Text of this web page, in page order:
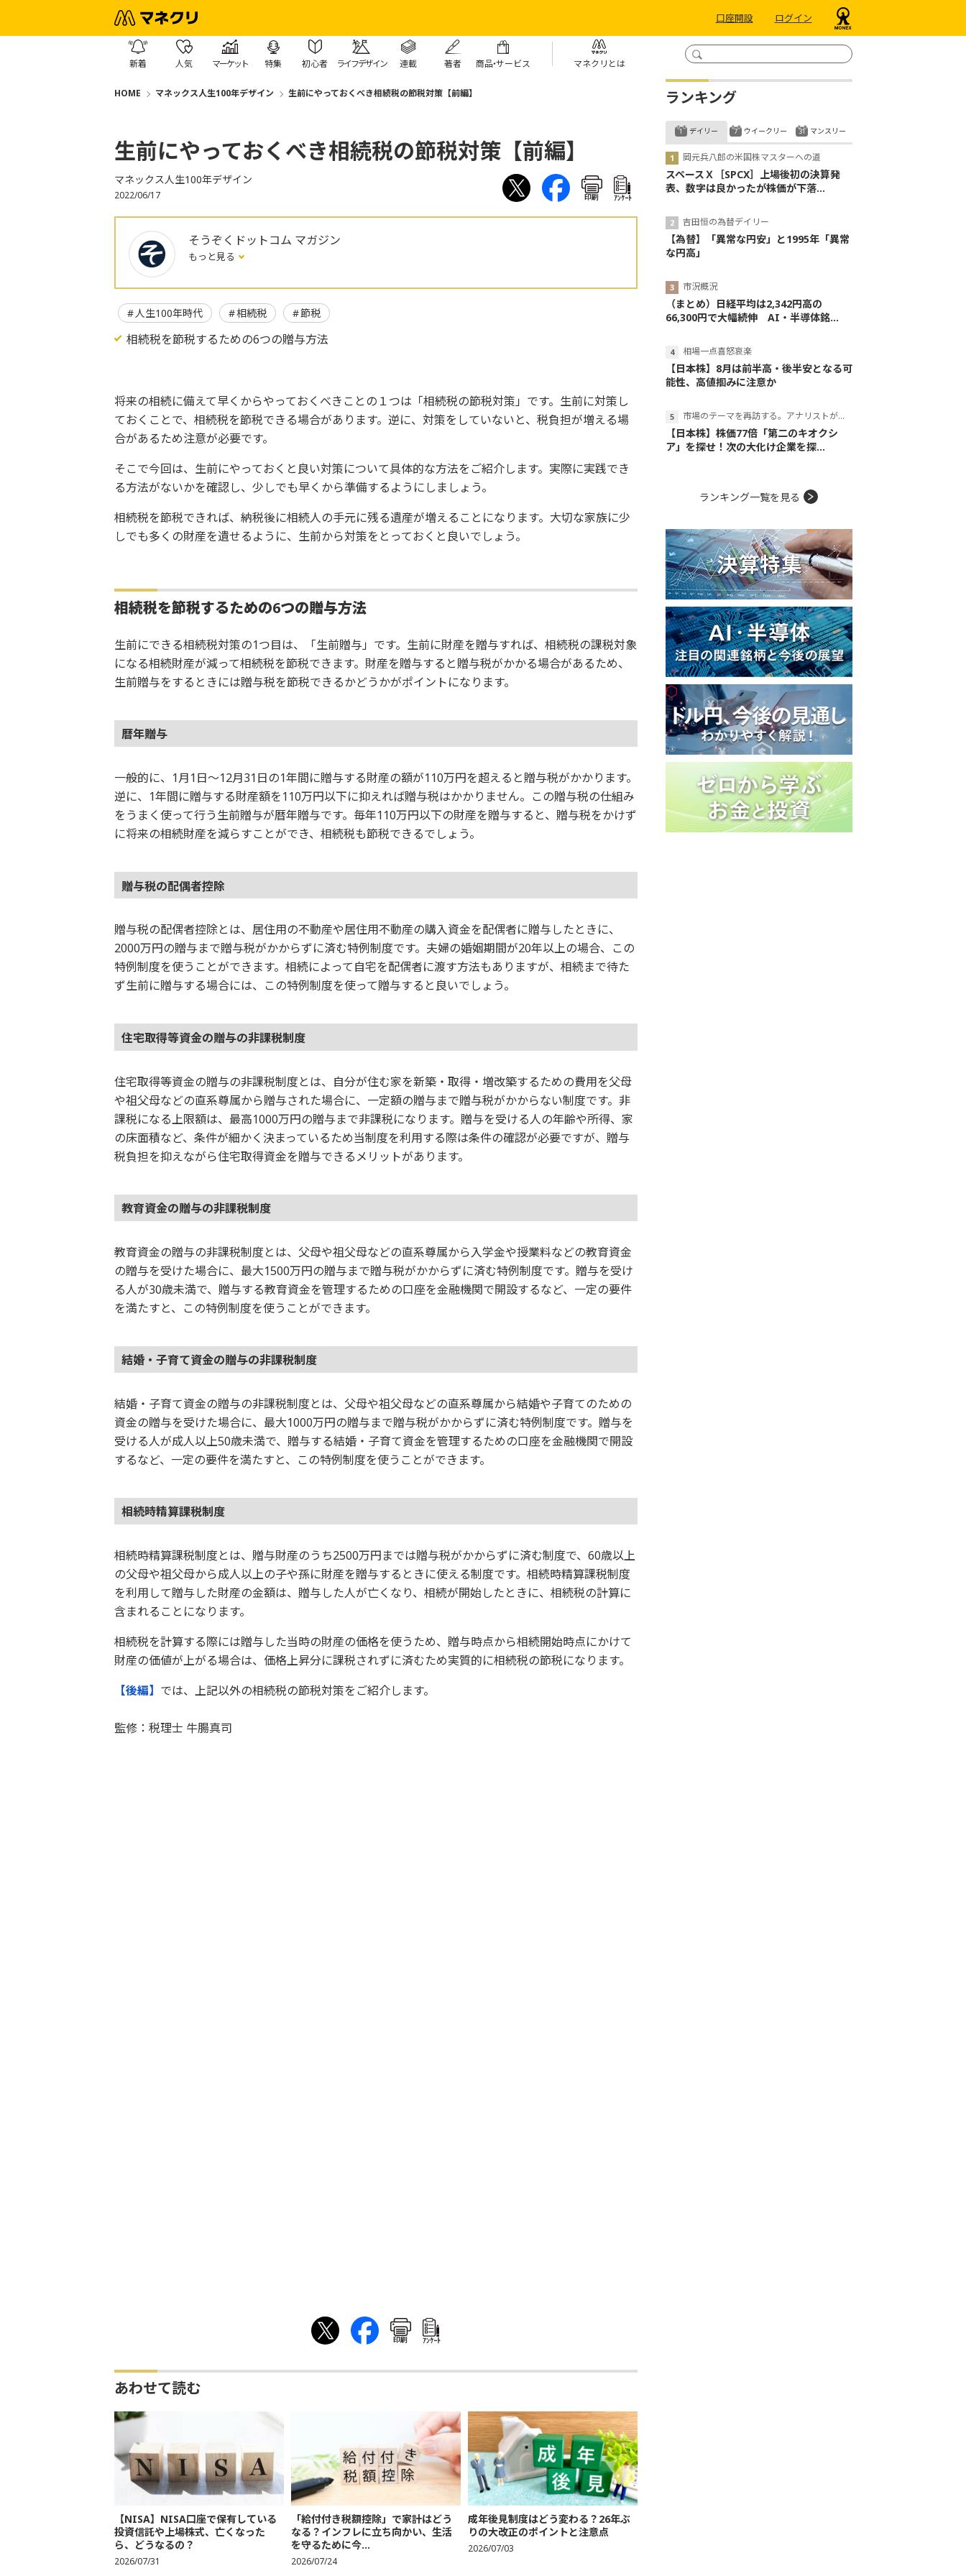
口座開設 ログイン
新着 人気 マーケット 特集 初心者 ライフデザイン 連載 著者 商品・サービス マネクリとは
HOME マネックス人生100年デザイン 生前にやっておくべき相続税の節税対策【前編】
生前にやっておくべき相続税の節税対策【前編】
マネックス人生100年デザイン
2022/06/17 印刷 ｱﾝｹｰﾄ
そうぞくドットコム マガジン
もっと見る
人生100年時代 相続税 節税
相続税を節税するための6つの贈与方法
将来の相続に備えて早くからやっておくべきことの１つは「相続税の節税対策」です。生前に対策し
ておくことで、相続税を節税できる場合があります。逆に、対策をしていないと、税負担が増える場
合があるため注意が必要です。
そこで今回は、生前にやっておくと良い対策について具体的な方法をご紹介します。実際に実践でき
る方法がないかを確認し、少しでも早くから準備するようにしましょう。
相続税を節税できれば、納税後に相続人の手元に残る遺産が増えることになります。大切な家族に少
しでも多くの財産を遺せるように、生前から対策をとっておくと良いでしょう。
相続税を節税するための6つの贈与方法
生前にできる相続税対策の1つ目は、「生前贈与」です。生前に財産を贈与すれば、相続税の課税対象
になる相続財産が減って相続税を節税できます。財産を贈与すると贈与税がかかる場合があるため、
生前贈与をするときには贈与税を節税できるかどうかがポイントになります。
暦年贈与
一般的に、1月1日～12月31日の1年間に贈与する財産の額が110万円を超えると贈与税がかかります。
逆に、1年間に贈与する財産額を110万円以下に抑えれば贈与税はかかりません。この贈与税の仕組み
をうまく使って行う生前贈与が暦年贈与です。毎年110万円以下の財産を贈与すると、贈与税をかけず
に将来の相続財産を減らすことができ、相続税も節税できるでしょう。
贈与税の配偶者控除
贈与税の配偶者控除とは、居住用の不動産や居住用不動産の購入資金を配偶者に贈与したときに、
2000万円の贈与まで贈与税がかからずに済む特例制度です。夫婦の婚姻期間が20年以上の場合、この
特例制度を使うことができます。相続によって自宅を配偶者に渡す方法もありますが、相続まで待た
ず生前に贈与する場合には、この特例制度を使って贈与すると良いでしょう。
住宅取得等資金の贈与の非課税制度
住宅取得等資金の贈与の非課税制度とは、自分が住む家を新築・取得・増改築するための費用を父母
や祖父母などの直系尊属から贈与された場合に、一定額の贈与まで贈与税がかからない制度です。非
課税になる上限額は、最高1000万円の贈与まで非課税になります。贈与を受ける人の年齢や所得、家
の床面積など、条件が細かく決まっているため当制度を利用する際は条件の確認が必要ですが、贈与
税負担を抑えながら住宅取得資金を贈与できるメリットがあります。
教育資金の贈与の非課税制度
教育資金の贈与の非課税制度とは、父母や祖父母などの直系尊属から入学金や授業料などの教育資金
の贈与を受けた場合に、最大1500万円の贈与まで贈与税がかからずに済む特例制度です。贈与を受け
る人が30歳未満で、贈与する教育資金を管理するための口座を金融機関で開設するなど、一定の要件
を満たすと、この特例制度を使うことができます。
結婚・子育て資金の贈与の非課税制度
結婚・子育て資金の贈与の非課税制度とは、父母や祖父母などの直系尊属から結婚や子育てのための
資金の贈与を受けた場合に、最大1000万円の贈与まで贈与税がかからずに済む特例制度です。贈与を
受ける人が成人以上50歳未満で、贈与する結婚・子育て資金を管理するための口座を金融機関で開設
するなど、一定の要件を満たすと、この特例制度を使うことができます。
相続時精算課税制度
相続時精算課税制度とは、贈与財産のうち2500万円までは贈与税がかからずに済む制度で、60歳以上
の父母や祖父母から成人以上の子や孫に財産を贈与するときに使える制度です。相続時精算課税制度
を利用して贈与した財産の金額は、贈与した人が亡くなり、相続が開始したときに、相続税の計算に
含まれることになります。
相続税を計算する際には贈与した当時の財産の価格を使うため、贈与時点から相続開始時点にかけて
財産の価値が上がる場合は、価格上昇分に課税されずに済むため実質的に相続税の節税になります。
【後編】 では、上記以外の相続税の節税対策をご紹介します。
監修：税理士 牛腸真司
印刷 ｱﾝｹｰﾄ
あわせて読む
【NISA】NISA口座で保有している
投資信託や上場株式、亡くなった
ら、どうなるの？
2026/07/31
「給付付き税額控除」で家計はどう
なる？インフレに立ち向かい、生活
を守るために今...
2026/07/24
成年後見制度はどう変わる？26年ぶ
りの大改正のポイントと注意点
2026/07/03
ランキング
デイリー
岡元兵八郎の米国株マスターへの道
スペースＸ［SPCX］上場後初の決算発
表、数字は良かったが株価が下落...
吉田恒の為替デイリー
【為替】「異常な円安」と1995年「異常
な円高」
市況概況
（まとめ）日経平均は2,342円高の
66,300円で大幅続伸 AI・半導体銘...
相場一点喜怒哀楽
【日本株】8月は前半高・後半安となる可
能性、高値掴みに注意か
市場のテーマを再訪する。アナリストが読み解くテーマの本質
【日本株】株価77倍「第二のキオクシ
ア」を探せ！次の大化け企業を探...
ウイークリー マンスリー
ランキング一覧を見る